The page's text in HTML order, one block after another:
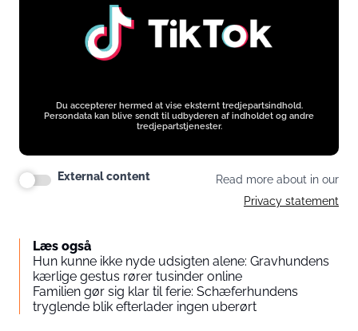
Du accepterer hermed at vise eksternt tredjepartsindhold.
Persondata kan blive sendt til udbyderen af indholdet og andre
tredjepartstjenester.
External content
Read more about in our
Privacy statement
Læs også
Hun kunne ikke nyde udsigten alene: Gravhundens
kærlige gestus rører tusinder online
Familien gør sig klar til ferie: Schæferhundens
tryglende blik efterlader ingen uberørt